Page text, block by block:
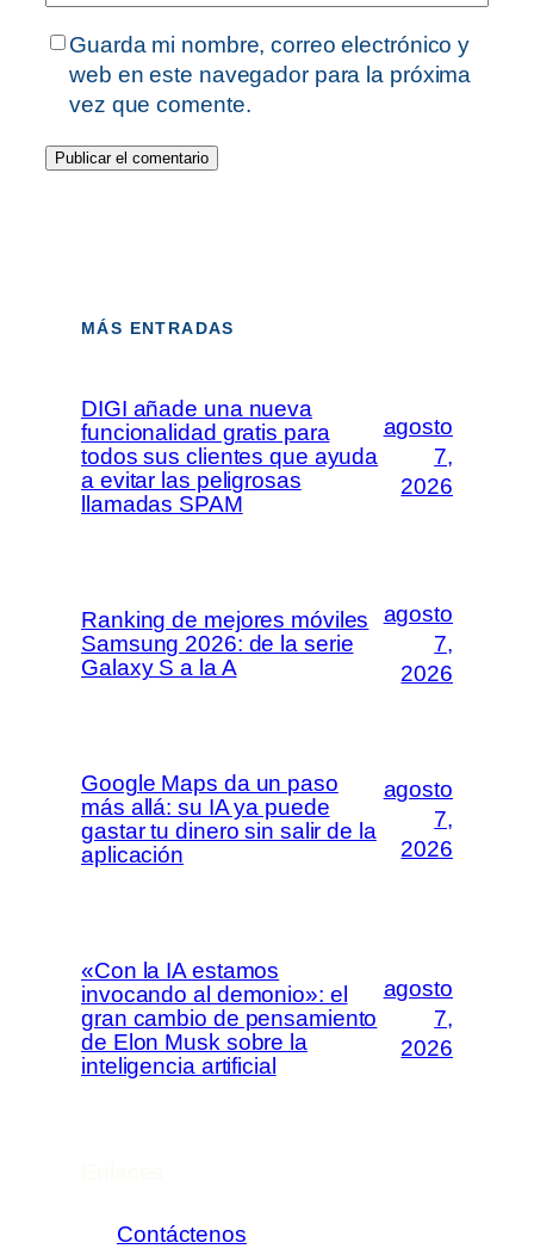
Guarda mi nombre, correo electrónico y
web en este navegador para la próxima
vez que comente.
MÁS ENTRADAS
DIGI añade una nueva
funcionalidad gratis para
todos sus clientes que ayuda
a evitar las peligrosas
llamadas SPAM
agosto
7,
2026
Ranking de mejores móviles
Samsung 2026: de la serie
Galaxy S a la A
agosto
7,
2026
Google Maps da un paso
más allá: su IA ya puede
gastar tu dinero sin salir de la
aplicación
agosto
7,
2026
«Con la IA estamos
invocando al demonio»: el
gran cambio de pensamiento
de Elon Musk sobre la
inteligencia artificial
agosto
7,
2026
Contáctenos